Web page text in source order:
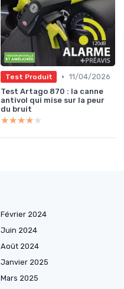
Test Produit • 11/04/2026
Test Artago 870 : la canne
antivol qui mise sur la peur
du bruit
★★★★★
★★★★★
Février 2024
Juin 2024
Août 2024
Janvier 2025
Mars 2025